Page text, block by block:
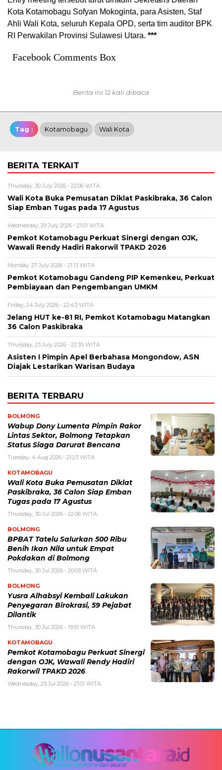
Kota Kotamobagu Sofyan Mokoginta, para Asisten, Staf
Ahli Wali Kota, seluruh Kepala OPD, serta tim auditor BPK
RI Perwakilan Provinsi Sulawesi Utara. ***
Facebook Comments Box
Berita ini 12 kali dibaca
Tag : Kotamobagu Wali Kota
BERITA TERKAIT
Thursday, 30 July 2026 - 22:06 WITA
Wali Kota Buka Pemusatan Diklat Paskibraka, 36 Calon
Siap Emban Tugas pada 17 Agustus
Wednesday, 29 July 2026 - 21:01 WITA
Pemkot Kotamobagu Perkuat Sinergi dengan OJK,
Wawali Rendy Hadiri Rakorwil TPAKD 2026
Monday, 27 July 2026 - 21:13 WITA
Pemkot Kotamobagu Gandeng PIP Kemenkeu, Perkuat
Pembiayaan dan Pengembangan UMKM
Friday, 24 July 2026 - 22:43 WITA
Jelang HUT ke-81 RI, Pemkot Kotamobagu Matangkan
36 Calon Paskibraka
Thursday, 23 July 2026 - 22:35 WITA
Asisten I Pimpin Apel Berbahasa Mongondow, ASN
Diajak Lestarikan Warisan Budaya
BERITA TERBARU
BOLMONG
Wabup Dony Lumenta Pimpin Rakor
Lintas Sektor, Bolmong Tetapkan
Status Siaga Darurat Bencana
Tuesday, 4 Aug 2026 - 21:23 WITA
KOTAMOBAGU
Wali Kota Buka Pemusatan Diklat
Paskibraka, 36 Calon Siap Emban
Tugas pada 17 Agustus
Thursday, 30 Jul 2026 - 22:06 WITA
BOLMONG
BPBAT Tatelu Salurkan 500 Ribu
Benih Ikan Nila untuk Empat
Pokdakan di Bolmong
Thursday, 30 Jul 2026 - 20:03 WITA
BOLMONG
Yusra Alhabsyi Kembali Lakukan
Penyegaran Birokrasi, 59 Pejabat
Dilantik
Thursday, 30 Jul 2026 - 19:51 WITA
KOTAMOBAGU
Pemkot Kotamobagu Perkuat Sinergi
dengan OJK, Wawali Rendy Hadiri
Rakorwil TPAKD 2026
Wednesday, 29 Jul 2026 - 21:01 WITA